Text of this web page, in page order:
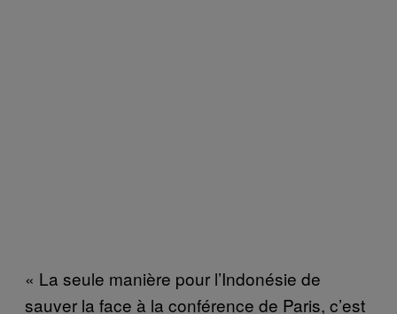
« La seule manière pour l’Indonésie de
sauver la face à la conférence de Paris, c’est